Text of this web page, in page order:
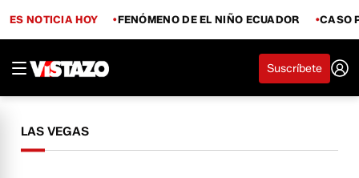
ES NOTICIA HOY FENÓMENO DE EL NIÑO ECUADOR CASO
Suscríbete
LAS VEGAS